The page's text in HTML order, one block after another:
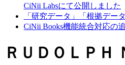
CiNii Labsにて公開しました
「研究データ」「根拠デー
CiNii Books機能統合対応の
ＲＵＤＯＬＰＨ